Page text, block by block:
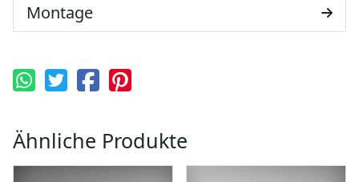
Montage
Ähnliche Produkte